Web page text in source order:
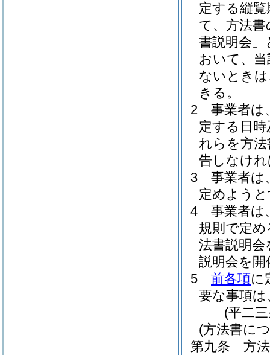
定する縦
て、方法
書説明会」
おいて、
ないとき
きる。
2
事業者は
定する日
れらを方
告しなけ
3
事業者は
定めよう
4
事業者は
規則で定
法書説明
説明会を
5
前各項に
要な事項
(平二
(方法書に
第九条
方